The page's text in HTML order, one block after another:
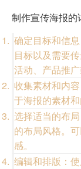
制作宣传海报的
确定目标和信
目标以及需要
活动、产品推广
收集素材和内
于海报的素材
选择适当的布
的布局风格。
感。
编辑和排版：